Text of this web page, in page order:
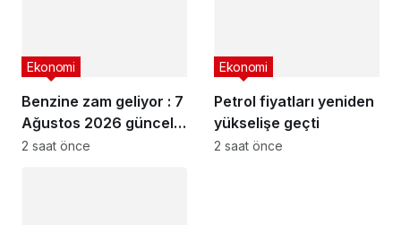
Benzine zam geliyor : 7
Ağustos 2026 güncel
akaryakıt fiyatları
Ekonomi
2 saat önce
Petrol fiyatları yeniden
yükselişe geçti
Ekonomi
2 saat önce